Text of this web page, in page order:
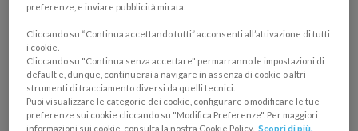
Registro anagrafe condominiale: cos’è,
cosa contiene e come si gestisce
preferenze, e inviare pubblicità mirata.
Cliccando su “Continua accettando tutti” acconsenti all’attivazione di tutti
i cookie.
Cliccando su "Continua senza accettare" permarranno le impostazioni di
default e, dunque, continuerai a navigare in assenza di cookie o altri
strumenti di tracciamento diversi da quelli tecnici.
Puoi visualizzare le categorie dei cookie, configurare o modificare le tue
preferenze sui cookie cliccando su "Modifica Preferenze". Per maggiori
informazioni sui cookie, consulta la nostra Cookie Policy. Scopri di più.